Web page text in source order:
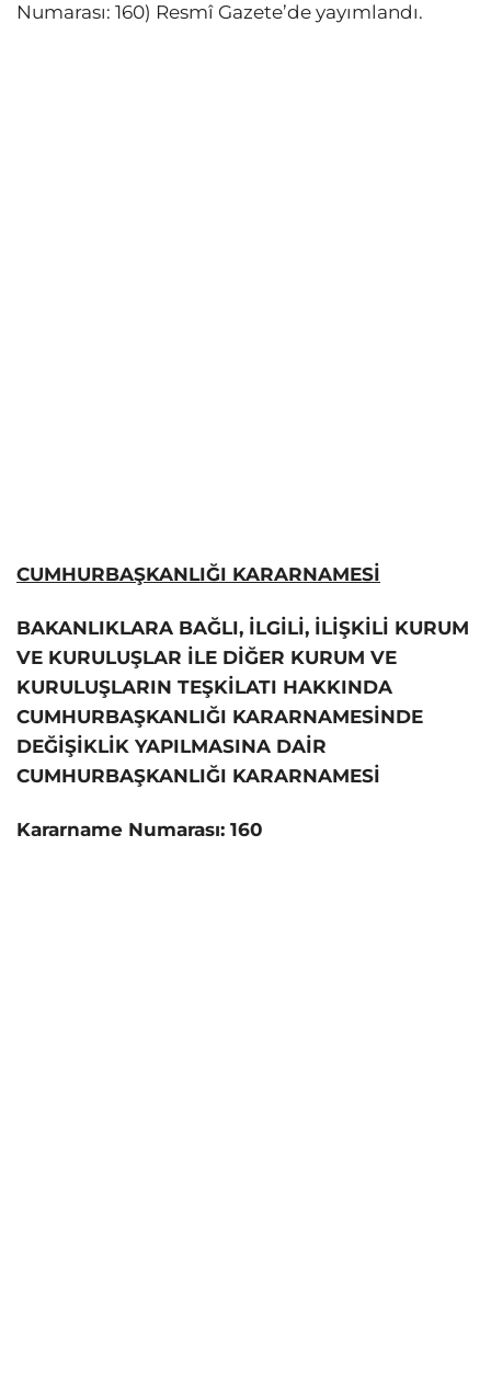
Numarası: 160) Resmî Gazete’de yayımlandı.
CUMHURBAŞKANLIĞI KARARNAMESİ
BAKANLIKLARA BAĞLI, İLGİLİ, İLİŞKİLİ KURUM
VE KURULUŞLAR İLE DİĞER KURUM VE
KURULUŞLARIN TEŞKİLATI HAKKINDA
CUMHURBAŞKANLIĞI KARARNAMESİNDE
DEĞİŞİKLİK YAPILMASINA DAİR
CUMHURBAŞKANLIĞI KARARNAMESİ
Kararname Numarası: 160